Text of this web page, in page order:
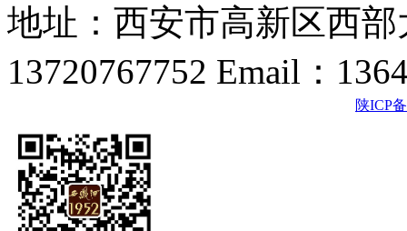
地址：西安市高新区西
13720767752 Email：
陕ICP